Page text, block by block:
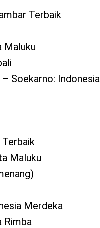
Terbaik
Maluku
Soekarno: Indonesia
Maluku
Merdeka
Rimba